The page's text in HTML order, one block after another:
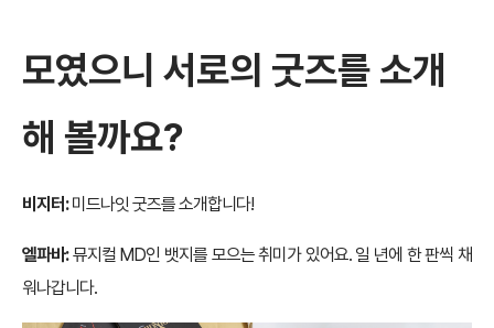
모였으니 서로의 굿즈를 소개
해 볼까요?
비지터:미드나잇 굿즈를 소개합니다!
엘파바:뮤지컬 MD인 뱃지를 모으는 취미가 있어요. 일 년에 한 판씩 채
워나갑니다.